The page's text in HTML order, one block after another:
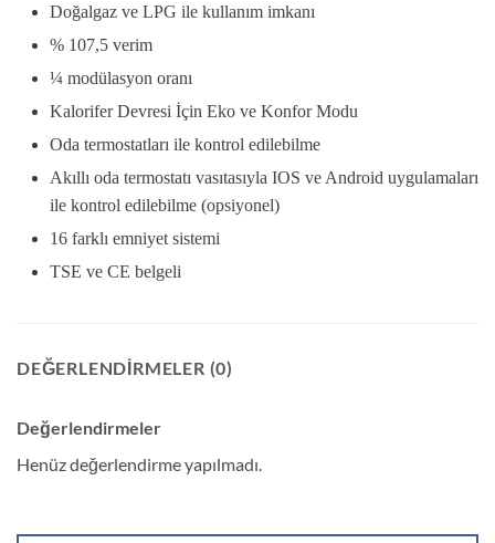
Doğalgaz ve LPG ile kullanım imkanı
% 107,5 verim
¼ modülasyon oranı
Kalorifer Devresi İçin Eko ve Konfor Modu
Oda termostatları ile kontrol edilebilme
Akıllı oda termostatı vasıtasıyla IOS ve Android uygulamaları
ile kontrol edilebilme (opsiyonel)
16 farklı emniyet sistemi
TSE ve CE belgeli
DEĞERLENDIRMELER (0)
Değerlendirmeler
Henüz değerlendirme yapılmadı.